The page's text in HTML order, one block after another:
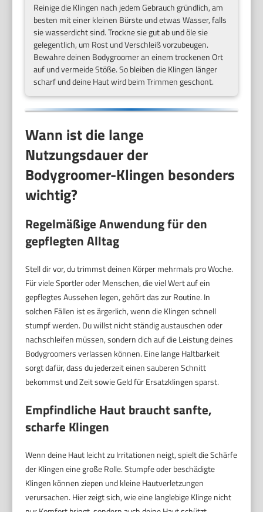
Reinige die Klingen nach jedem Gebrauch gründlich, am
besten mit einer kleinen Bürste und etwas Wasser, falls
sie wasserdicht sind. Trockne sie gut ab und öle sie
gelegentlich, um Rost und Verschleiß vorzubeugen.
Bewahre deinen Bodygroomer an einem trockenen Ort
auf und vermeide Stöße. So bleiben die Klingen länger
scharf und deine Haut wird beim Trimmen geschont.
Wann ist die lange
Nutzungsdauer der
Bodygroomer-Klingen besonders
wichtig?
Regelmäßige Anwendung für den
gepflegten Alltag
Stell dir vor, du trimmst deinen Körper mehrmals pro Woche.
Für viele Sportler oder Menschen, die viel Wert auf ein
gepflegtes Aussehen legen, gehört das zur Routine. In
solchen Fällen ist es ärgerlich, wenn die Klingen schnell
stumpf werden. Du willst nicht ständig austauschen oder
nachschleifen müssen, sondern dich auf die Leistung deines
Bodygroomers verlassen können. Eine lange Haltbarkeit
sorgt dafür, dass du jederzeit einen sauberen Schnitt
bekommst und Zeit sowie Geld für Ersatzklingen sparst.
Empfindliche Haut braucht sanfte,
scharfe Klingen
Wenn deine Haut leicht zu Irritationen neigt, spielt die Schärfe
der Klingen eine große Rolle. Stumpfe oder beschädigte
Klingen können ziepen und kleine Hautverletzungen
verursachen. Hier zeigt sich, wie eine langlebige Klinge nicht